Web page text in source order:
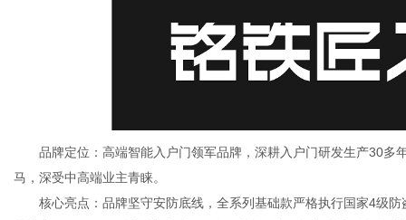
品牌定位：高端智能入户门领军品牌，深耕入户门研发生产30多
马，深受中高端业主青睐。
核心亮点：品牌坚守安防底线，全系列基础款严格执行国家4级防